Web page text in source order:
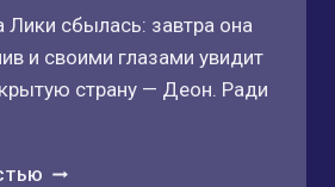
Лики сбылась: завтра она
и своими глазами увидит
страну — Деон. Ради
АНДЭ.